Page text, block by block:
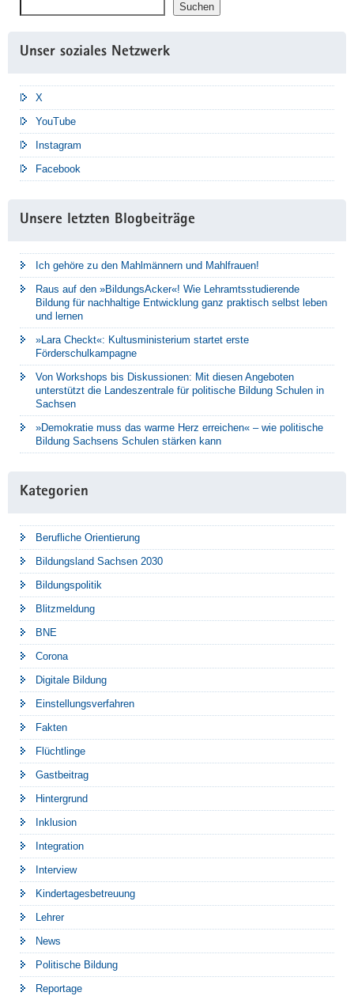
Suchen
Unser soziales Netzwerk
X
YouTube
Instagram
Facebook
Unsere letzten Blogbeiträge
Ich gehöre zu den Mahlmännern und Mahlfrauen!
Raus auf den »BildungsAcker«! Wie Lehramtsstudierende
Bildung für nachhaltige Entwicklung ganz praktisch selbst leben
und lernen
»Lara Checkt«: Kultusministerium startet erste
Förderschulkampagne
Von Workshops bis Diskussionen: Mit diesen Angeboten
unterstützt die Landeszentrale für politische Bildung Schulen in
Sachsen
»Demokratie muss das warme Herz erreichen« – wie politische
Bildung Sachsens Schulen stärken kann
Kategorien
Berufliche Orientierung
Bildungsland Sachsen 2030
Bildungspolitik
Blitzmeldung
BNE
Corona
Digitale Bildung
Einstellungsverfahren
Fakten
Flüchtlinge
Gastbeitrag
Hintergrund
Inklusion
Integration
Interview
Kindertagesbetreuung
Lehrer
News
Politische Bildung
Reportage